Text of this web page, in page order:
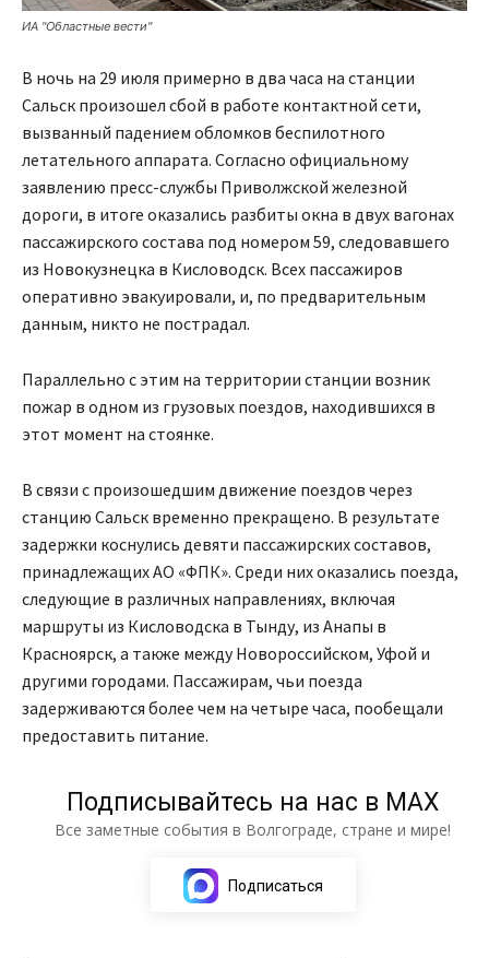
ИА "Областные вести"
В ночь на 29 июля примерно в два часа на станции
Сальск произошел сбой в работе контактной сети,
вызванный падением обломков беспилотного
летательного аппарата. Согласно официальному
заявлению пресс-службы Приволжской железной
дороги, в итоге оказались разбиты окна в двух вагонах
пассажирского состава под номером 59, следовавшего
из Новокузнецка в Кисловодск. Всех пассажиров
оперативно эвакуировали, и, по предварительным
данным, никто не пострадал.
Параллельно с этим на территории станции возник
пожар в одном из грузовых поездов, находившихся в
этот момент на стоянке.
В связи с произошедшим движение поездов через
станцию Сальск временно прекращено. В результате
задержки коснулись девяти пассажирских составов,
принадлежащих АО «ФПК». Среди них оказались поезда,
следующие в различных направлениях, включая
маршруты из Кисловодска в Тынду, из Анапы в
Красноярск, а также между Новороссийском, Уфой и
другими городами. Пассажирам, чьи поезда
задерживаются более чем на четыре часа, пообещали
предоставить питание.
Подписывайтесь на нас в МАХ
Все заметные события в Волгограде, стране и мире!
Подписаться